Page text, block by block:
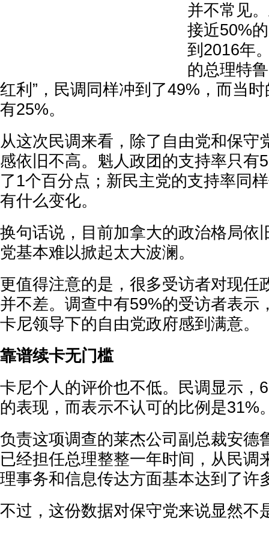
并不常见
接近50%
到2016年
的总理特
红利”，民调同样冲到了49%，而当
有25%。
从这次民调来看，除了自由党和保守
感依旧不高。魁人政团的支持率只有
了1个百分点；新民主党的支持率同
有什么变化。
换句话说，目前加拿大的政治格局依
党基本难以掀起太大波澜。
更值得注意的是，很多受访者对现任
并不差。调查中有59%的受访者表示
卡尼领导下的自由党政府感到满意。
靠谱续卡无门槛
卡尼个人的评价也不低。民调显示，
的表现，而表示不认可的比例是31%
负责这项调查的莱杰公司副总裁安德
已经担任总理整整一年时间，从民调
理事务和信息传达方面基本达到了许
不过，这份数据对保守党来说显然不